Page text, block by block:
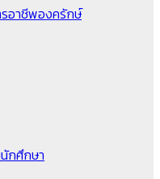
รอาชีพองครักษ์
กศึกษา